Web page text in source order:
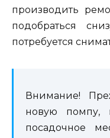
производить
подобраться
потребуется
Внимание!
новую помпу,
посадочное